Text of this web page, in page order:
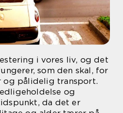
i vores liv, og det
som den skal, for
og pålidelig transport.
og
da det er